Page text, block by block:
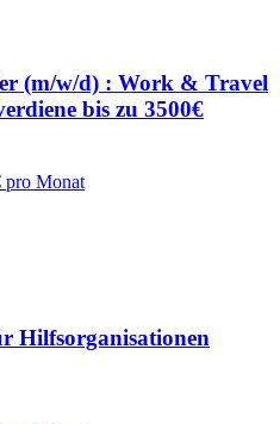
(m/w/d) : Work & Travel
bis zu 3500€
pro Monat
Hilfsorganisationen